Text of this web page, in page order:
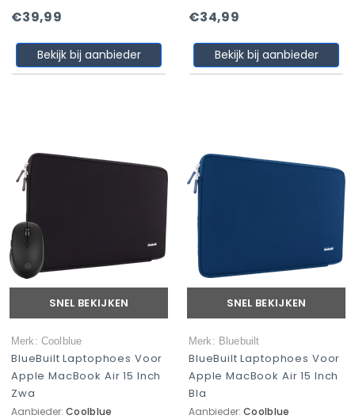
€39,99
Bekijk bij aanbieder
€34,99
Bekijk bij aanbieder
SNEL BEKIJKEN
Merk: Coolblue
BlueBuilt Laptophoes Voor
Apple MacBook Air 15 Inch
Zwa
Aanbieder: Coolblue
SNEL BEKIJKEN
Merk: Bluebuilt
BlueBuilt Laptophoes Voor
Apple MacBook Air 15 Inch
Bla
Aanbieder: Coolblue